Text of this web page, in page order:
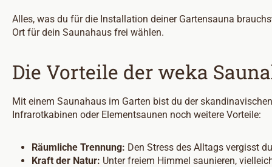
Alles, was du für die Installation deiner Gartensauna
Ort für dein Saunahaus frei wählen.
Die Vorteile der weka
Mit einem Saunahaus im Garten bist du der
Infrarotkabinen oder Elementsaunen noch weitere Vorteile:
Räumliche Trennung: Den Stress des Alltags vergisst
Kraft der Natur: Unter freiem Himmel saunieren,